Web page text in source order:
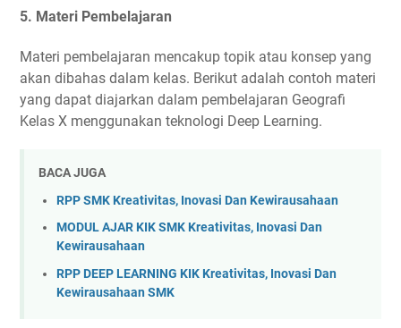
5. Materi Pembelajaran
Materi pembelajaran mencakup topik atau konsep yang
akan dibahas dalam kelas. Berikut adalah contoh materi
yang dapat diajarkan dalam pembelajaran Geografi
Kelas X menggunakan teknologi Deep Learning.
BACA JUGA
RPP SMK Kreativitas, Inovasi Dan Kewirausahaan
MODUL AJAR KIK SMK Kreativitas, Inovasi Dan
Kewirausahaan
RPP DEEP LEARNING KIK Kreativitas, Inovasi Dan
Kewirausahaan SMK